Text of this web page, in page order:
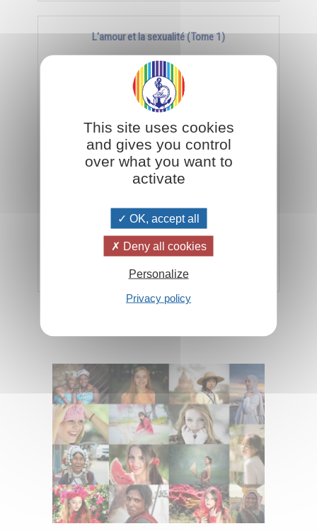
L'amour et la sexualité (Tome 1)
féminin, émissif et réceptif, pour résoudre bien des
This site uses cookies
and gives you control
over what you want to
activate
OK, accept all
Deny all cookies
Personalize
Privacy policy